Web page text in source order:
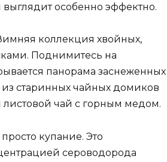
особенно эффектно.
коллекция хвойных,
Поднимитесь на
панорама заснеженных
старинных чайных домиков
листовой чай с горным медом.
купание. Это
сероводорода